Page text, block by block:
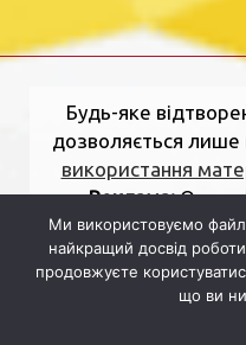
Будь-яке
дозволяється лише
використання
нас.Реклама:Олена
34
редакції:вулиця
область, 33000.
Ми використовуємо
найкращий досвід
продовжуєте
що ви